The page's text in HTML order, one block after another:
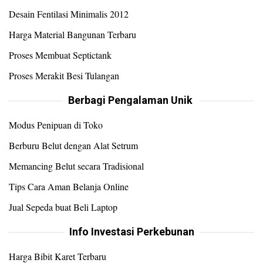
Desain Fentilasi Minimalis 2012
Harga Material Bangunan Terbaru
Proses Membuat Septictank
Proses Merakit Besi Tulangan
Berbagi Pengalaman Unik
Modus Penipuan di Toko
Berburu Belut dengan Alat Setrum
Memancing Belut secara Tradisional
Tips Cara Aman Belanja Online
Jual Sepeda buat Beli Laptop
Info Investasi Perkebunan
Harga Bibit Karet Terbaru